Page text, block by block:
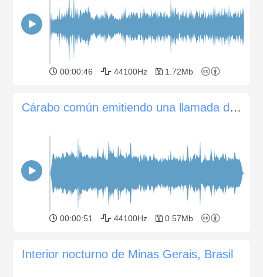
00:00:46 44100Hz 1.72Mb
Cárabo común emitiendo una llamada de tipo "kewick" desde el bosque de coníferas
00:00:51 44100Hz 0.57Mb
Interior nocturno de Minas Gerais, Brasil